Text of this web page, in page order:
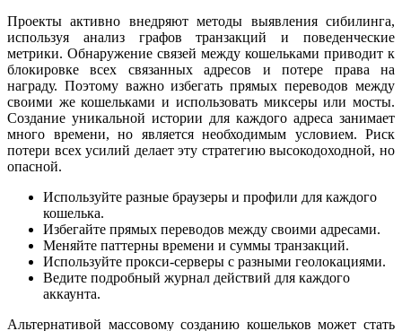
Проекты активно внедряют методы выявления сибилинга,
используя анализ графов транзакций и поведенческие
метрики. Обнаружение связей между кошельками приводит к
блокировке всех связанных адресов и потере права на
награду. Поэтому важно избегать прямых переводов между
своими же кошельками и использовать миксеры или мосты.
Создание уникальной истории для каждого адреса занимает
много времени, но является необходимым условием. Риск
потери всех усилий делает эту стратегию высокодоходной, но
опасной.
Используйте разные браузеры и профили для каждого
кошелька.
Избегайте прямых переводов между своими адресами.
Меняйте паттерны времени и суммы транзакций.
Используйте прокси-серверы с разными геолокациями.
Ведите подробный журнал действий для каждого
аккаунта.
Альтернативой массовому созданию кошельков может стать